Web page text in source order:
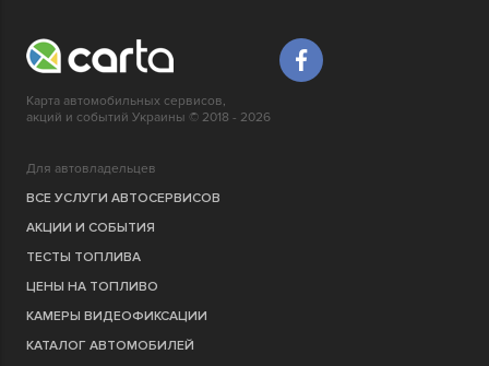
Карта автомобильных сервисов,
акций и событий Украины © 2018 - 2026
Для автовладельцев
ВСЕ УСЛУГИ АВТОСЕРВИСОВ
АКЦИИ И СОБЫТИЯ
ТЕСТЫ ТОПЛИВА
ЦЕНЫ НА ТОПЛИВО
КАМЕРЫ ВИДЕОФИКСАЦИИ
КАТАЛОГ АВТОМОБИЛЕЙ